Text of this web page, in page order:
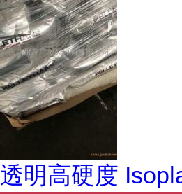
透明高硬度